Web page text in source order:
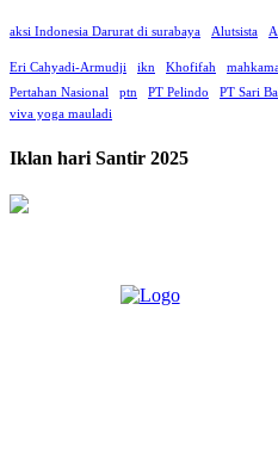
aksi Indonesia Darurat di surabaya Alutsista
Eri Cahyadi-Armudji ikn Khofifah
Pertahan Nasional
ptn PT Pelindo PT Sari
viva yoga mauladi
Iklan hari Santir 2025